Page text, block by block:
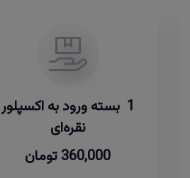
1 بسته ورود به اکسپلور
نقره‌ای
360,000 تومان